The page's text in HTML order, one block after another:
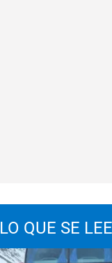
LO QUE SE